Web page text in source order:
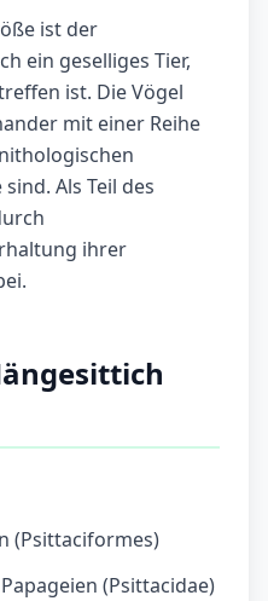
ist der
ein geselliges Tier,
ist. Die Vögel
mit einer Reihe
Als Teil des
ihrer
(Psittaciformes)
(Psittacidae)